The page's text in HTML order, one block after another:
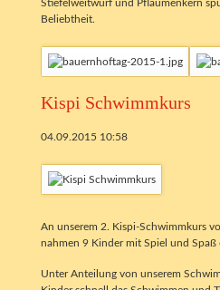
Stiefelweitwurf und Pflaumenkern
Beliebtheit.
Kispi Schwimmkurs
04.09.2015 10:58
An unserem 2. Kispi-Schwimmkurs
nahmen 9 Kinder mit Spiel und Spaß
Unter Anteilung von unserem